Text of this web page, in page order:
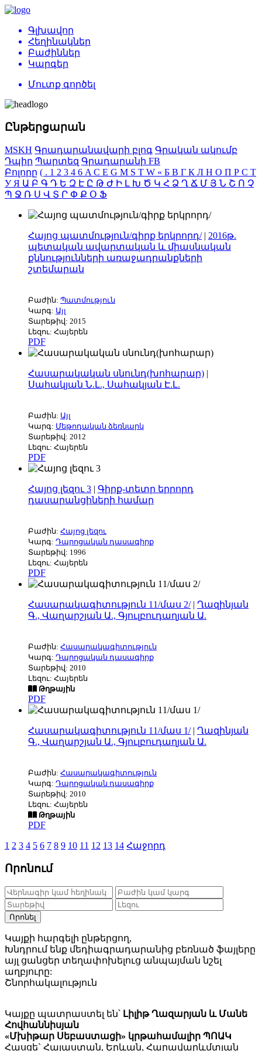
Գլխավոր
Հեղինակներ
Բաժիններ
Կարգեր
Մուտք գործել
Ընթերցարան
MSKH Գրադարանավարի բլոգ Գրական ակումբ
Դպիր Պարտեզ Գրադարանի FB
Բոլորը ( . 1 2 3 4 6 AC E G M S T W « Б В Г К Л Н О П Р С Т
УЯ Ա Բ Գ Դ Ե Զ Է Ը Թ Ժ Ի Լ Խ Ծ Կ Հ Ձ Ղ Ճ Մ Յ Ն Շ Ո Չ
Պ Ջ Ռ Ս Վ Տ Ր Փ Ք Օ Ֆ
Հայոց պատմություն/գիրք երկրորդ/| 2016թ.
պետական ավարտական և միասնական
քննությունների առաջադրանքների
շտեմարան
Բաժին: Պատմություն
Կարգ: Այլ
Տարեթիվ: 2015
Լեզու: Հայերեն
PDF
Հասարակական սնունդ(խոհարար) |
Սահակյան Ն.Լ., Սահակյան Է.Լ.
Բաժին: Այլ
Կարգ: Մեթոդական ձեռնարկ
Տարեթիվ: 2012
Լեզու: Հայերեն
PDF
Հայոց լեզու 3 | Գիրք-տետր երրորդ
դասարանցիների համար
Բաժին: Հայոց լեզու
Կարգ: Դպրոցական դասագիրք
Տարեթիվ: 1996
Լեզու: Հայերեն
PDF
Հասարակագիտություն 11/մաս 2/| Ղազինյան
Գ., Վաղարշյան Ա., Գյուլբուդաղյան Ա.
Բաժին: Հասարակագիտություն
Կարգ: Դպրոցական դասագիրք
Տարեթիվ: 2010
Լեզու: Հայերեն
Թղթային
PDF
Հասարակագիտություն 11/մաս 1/| Ղազինյան
Գ., Վաղարշյան Ա., Գյուլբուդաղյան Ա.
Բաժին: Հասարակագիտություն
Կարգ: Դպրոցական դասագիրք
Տարեթիվ: 2010
Լեզու: Հայերեն
Թղթային
PDF
1 2 3 4 5 6 7 8 9 10 11 12 13 14 Հաջորդ
Որոնում
Որոնել
Կայքի հարգելի ընթերցող,
Խնդրում ենք մեդիագրադարանից բեռնած ֆայլերը
այլ ցանցեր տեղափոխելուց անպայման նշել
աղբյուրը:
Շնորհակալություն
Կայքը պատրաստել են՝ Լիլիթ Ղազարյան և Մանե
Հովհաննիսյան
«Մխիթար Սեբաստացի» կրթահամալիր ՊՈԱԿ
Հասցե` Հայաստան, Երևան, Հարավարևմտյան